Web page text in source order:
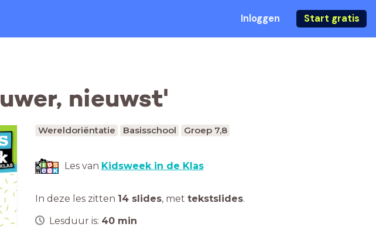
Inloggen Start gratis
nieuwst'
Wereldoriëntatie Basisschool Groep 7,8
Les van Kidsweek in de Klas
In deze les zitten 14 slides, met tekstslides.
Lesduur is: 40 min